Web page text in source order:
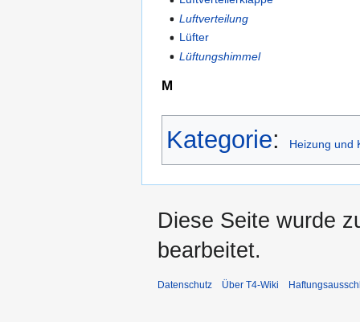
Luftverteilung
Lüfter
Lüftungshimmel
M
Kategorie: Heizung und
Diese Seite wurde
bearbeitet.
Datenschutz Über T4-Wiki